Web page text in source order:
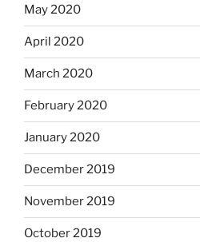
May 2020
April 2020
March 2020
February 2020
January 2020
December 2019
November 2019
October 2019